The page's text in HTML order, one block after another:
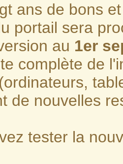
ans de bons
portail sera
au 1er
complète de
de nouvelles
tester la